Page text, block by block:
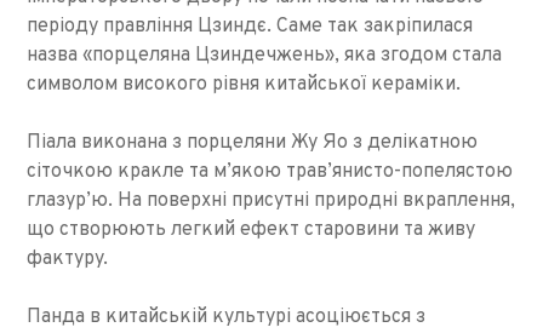
періоду правління Цзиндє. Саме так закріпилася
назва «порцеляна Цзиндечжень», яка згодом стала
символом високого рівня китайської кераміки.
Піала виконана з порцеляни Жу Яо з делікатною
сіточкою кракле та м’якою трав’янисто-попелястою
глазур’ю. На поверхні присутні природні вкраплення,
що створюють легкий ефект старовини та живу
фактуру.
Панда в китайській культурі асоціюється з